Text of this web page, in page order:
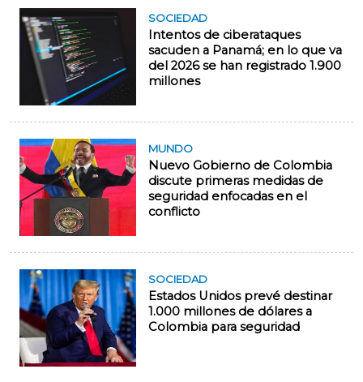
SOCIEDAD
Intentos de ciberataques
sacuden a Panamá; en lo que va
del 2026 se han registrado 1.900
millones
MUNDO
Nuevo Gobierno de Colombia
discute primeras medidas de
seguridad enfocadas en el
conflicto
SOCIEDAD
Estados Unidos prevé destinar
1.000 millones de dólares a
Colombia para seguridad